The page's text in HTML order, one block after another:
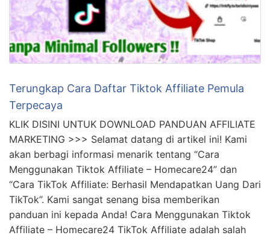
Terungkap Cara Daftar Tiktok Affiliate Pemula
Terpecaya
KLIK DISINI UNTUK DOWNLOAD PANDUAN AFFILIATE
MARKETING >>> Selamat datang di artikel ini! Kami
akan berbagi informasi menarik tentang “Cara
Menggunakan Tiktok Affiliate – Homecare24” dan
“Cara TikTok Affiliate: Berhasil Mendapatkan Uang Dari
TikTok”. Kami sangat senang bisa memberikan
panduan ini kepada Anda! Cara Menggunakan Tiktok
Affiliate – Homecare24 TikTok Affiliate adalah salah